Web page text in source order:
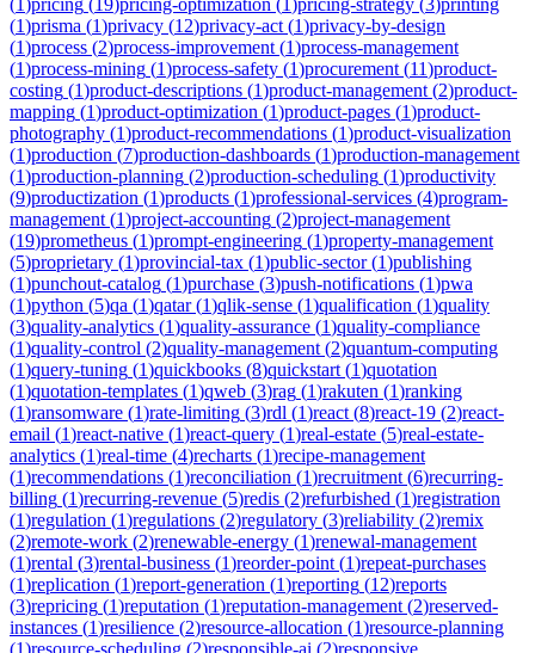
(1)prisma (1)privacy (12)privacy-act (1)privacy-by-design
(1)process (2)process-improvement (1)process-management
(1)process-mining (1)process-safety (1)procurement (11)product-
costing (1)product-descriptions (1)product-management (2)product-
mapping (1)product-optimization (1)product-pages (1)product-
photography (1)product-recommendations (1)product-visualization
(1)production (7)production-dashboards (1)production-management
(1)production-planning (2)production-scheduling (1)productivity
(9)productization (1)products (1)professional-services (4)program-
management (1)project-accounting (2)project-management
(19)prometheus (1)prompt-engineering (1)property-management
(5)proprietary (1)provincial-tax (1)public-sector(1)publishing
(1)punchout-catalog (1)purchase (3)push-notifications (1)pwa
(1)python (5)qa (1)qatar(1)qlik-sense (1)qualification (1)quality
(3)quality-analytics (1)quality-assurance (1)quality-compliance
(1)quality-control (2)quality-management (2)quantum-computing
(1)query-tuning (1)quickbooks (8)quickstart (1)quotation
(1)quotation-templates (1)qweb (3)rag (1)rakuten (1)ranking
(1)ransomware (1)rate-limiting (3)rdl (1)react (8)react-19 (2)react-
email (1)react-native (1)react-query (1)real-estate (5)real-estate-
analytics (1)real-time (4)recharts (1)recipe-management
(1)recommendations (1)reconciliation (1)recruitment (6)recurring-
billing (1)recurring-revenue (5)redis (2)refurbished (1)registration
(1)regulation (1)regulations (2)regulatory (3)reliability (2)remix
(2)remote-work (2)renewable-energy (1)renewal-management
(1)rental (3)rental-business (1)reorder-point (1)repeat-purchases
(1)replication (1)report-generation (1)reporting (12)reports
(3)repricing (1)reputation (1)reputation-management (2)reserved-
instances (1)resilience (2)resource-allocation (1)resource-planning
(1)resource-scheduling (2)responsible-ai (2)responsive